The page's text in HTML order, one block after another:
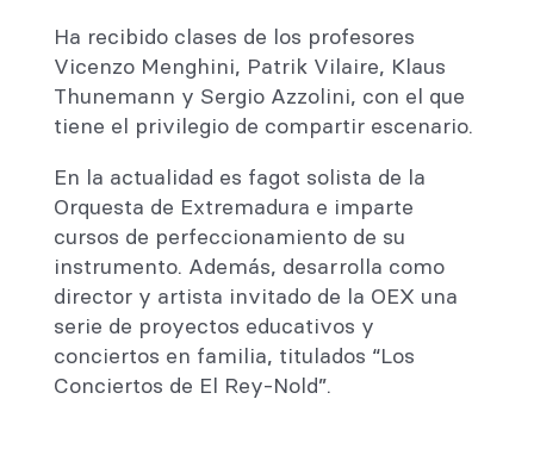
Ha recibido clases de los profesores
Vicenzo Menghini, Patrik Vilaire, Klaus
Thunemann y Sergio Azzolini, con el que
tiene el privilegio de compartir escenario.
En la actualidad es fagot solista de la
Orquesta de Extremadura e imparte
cursos de perfeccionamiento de su
instrumento. Además, desarrolla como
director y artista invitado de la OEX una
serie de proyectos educativos y
conciertos en familia, titulados “Los
Conciertos de El Rey-Nold”.